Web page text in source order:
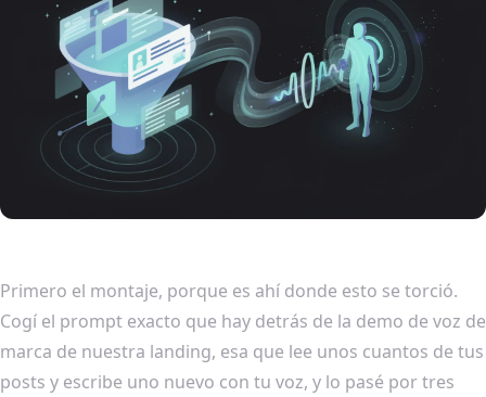
Primero el montaje, porque es ahí donde esto se torció.
Cogí el prompt exacto que hay detrás de la demo de voz de
marca de nuestra landing, esa que lee unos cuantos de tus
posts y escribe uno nuevo con tu voz, y lo pasé por tres